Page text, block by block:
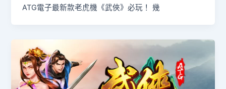
ATG電子最新款老虎機《武俠》必玩！ 幾